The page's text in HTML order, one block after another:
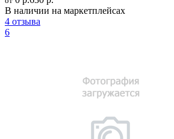
В наличии на маркетплейсах
4 отзыва
6